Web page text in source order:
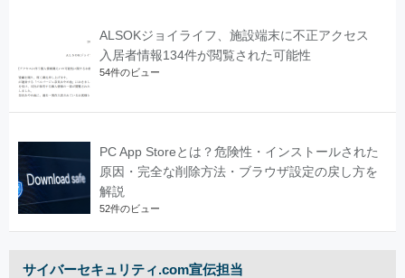
ALSOKジョイライフ、施設端末に不正アクセス
入居者情報134件が閲覧された可能性
54件のビュー
PC App Storeとは？危険性・インストールされた
原因・完全な削除方法・ブラウザ設定の戻し方を
解説
52件のビュー
サイバーセキュリティ.com宣伝担当